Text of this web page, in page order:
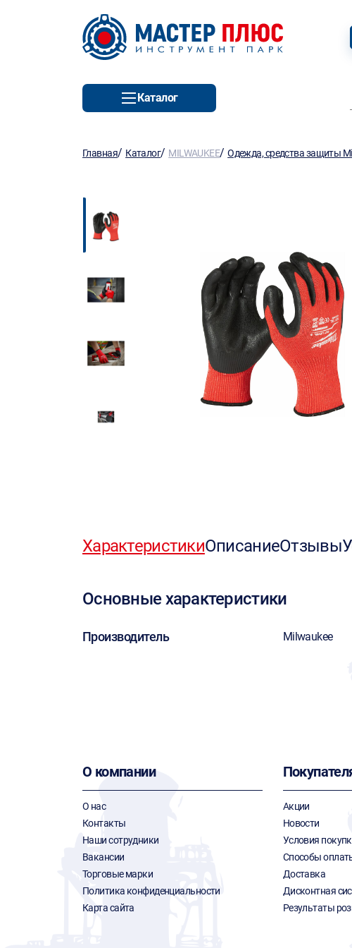
Каталог
Главная/ Каталог/ MILWAUKEE/Одежда, средства защиты
ХарактеристикиОписаниеОтзывы
Основные характеристики
Производитель Milwaukee
О компании
О нас
Контакты
Наши сотрудники
Вакансии
Торговые марки
Политика конфиденциальности
Карта сайта
Акции
Новости
Условия
Способы
Доставка
Дисконтная
Результаты